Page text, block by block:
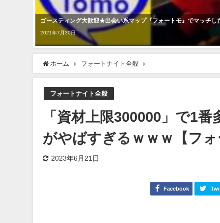
ゴースティング大歓迎★出会い系マップ『フォートモ』でマッチ
2021年7月30日
ホーム フォートナイト全般
フォートナイト全般
「資材上限300000」で1
がやばすぎるｗｗｗ【フ
2023年6月21日
Facebook